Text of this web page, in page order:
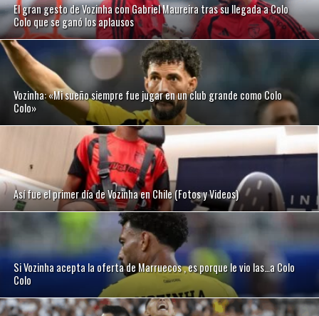
El gran gesto de Vozinha con Gabriel Maureira tras su llegada a Colo
Colo que se ganó los aplausos
Vozinha: «Mi sueño siempre fue jugar en un club grande como Colo
Colo»
Así fue el primer día de Vozinha en Chile (Fotos y Videos)
Si Vozinha acepta la oferta de Marruecos , es porque le vio las…a Colo
Colo